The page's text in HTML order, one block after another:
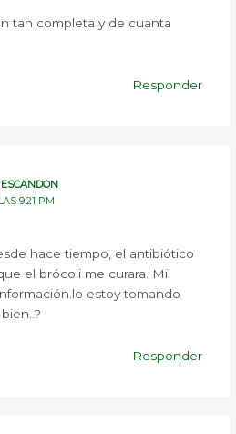
tan completa y de cuanta
Responder
9:21 PM
hace tiempo, el antibiótico
el brócoli me curara. Mil
estoy tomando
Responder